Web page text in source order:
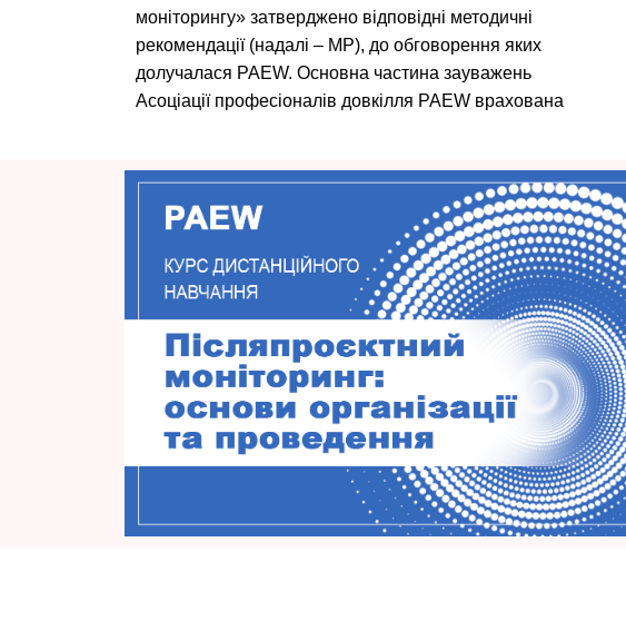
моніторингу» затверджено відповідні методичні
рекомендації (надалі – МР), до обговорення яких
долучалася PAEW. Основна частина зауважень
Асоціації професіоналів довкілля PAEW врахована